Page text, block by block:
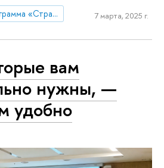
Образовательная программа «Стратегия и продюсирование в коммуникациях»
7 марта, 2025 г.
вам
нужны, —
удобно